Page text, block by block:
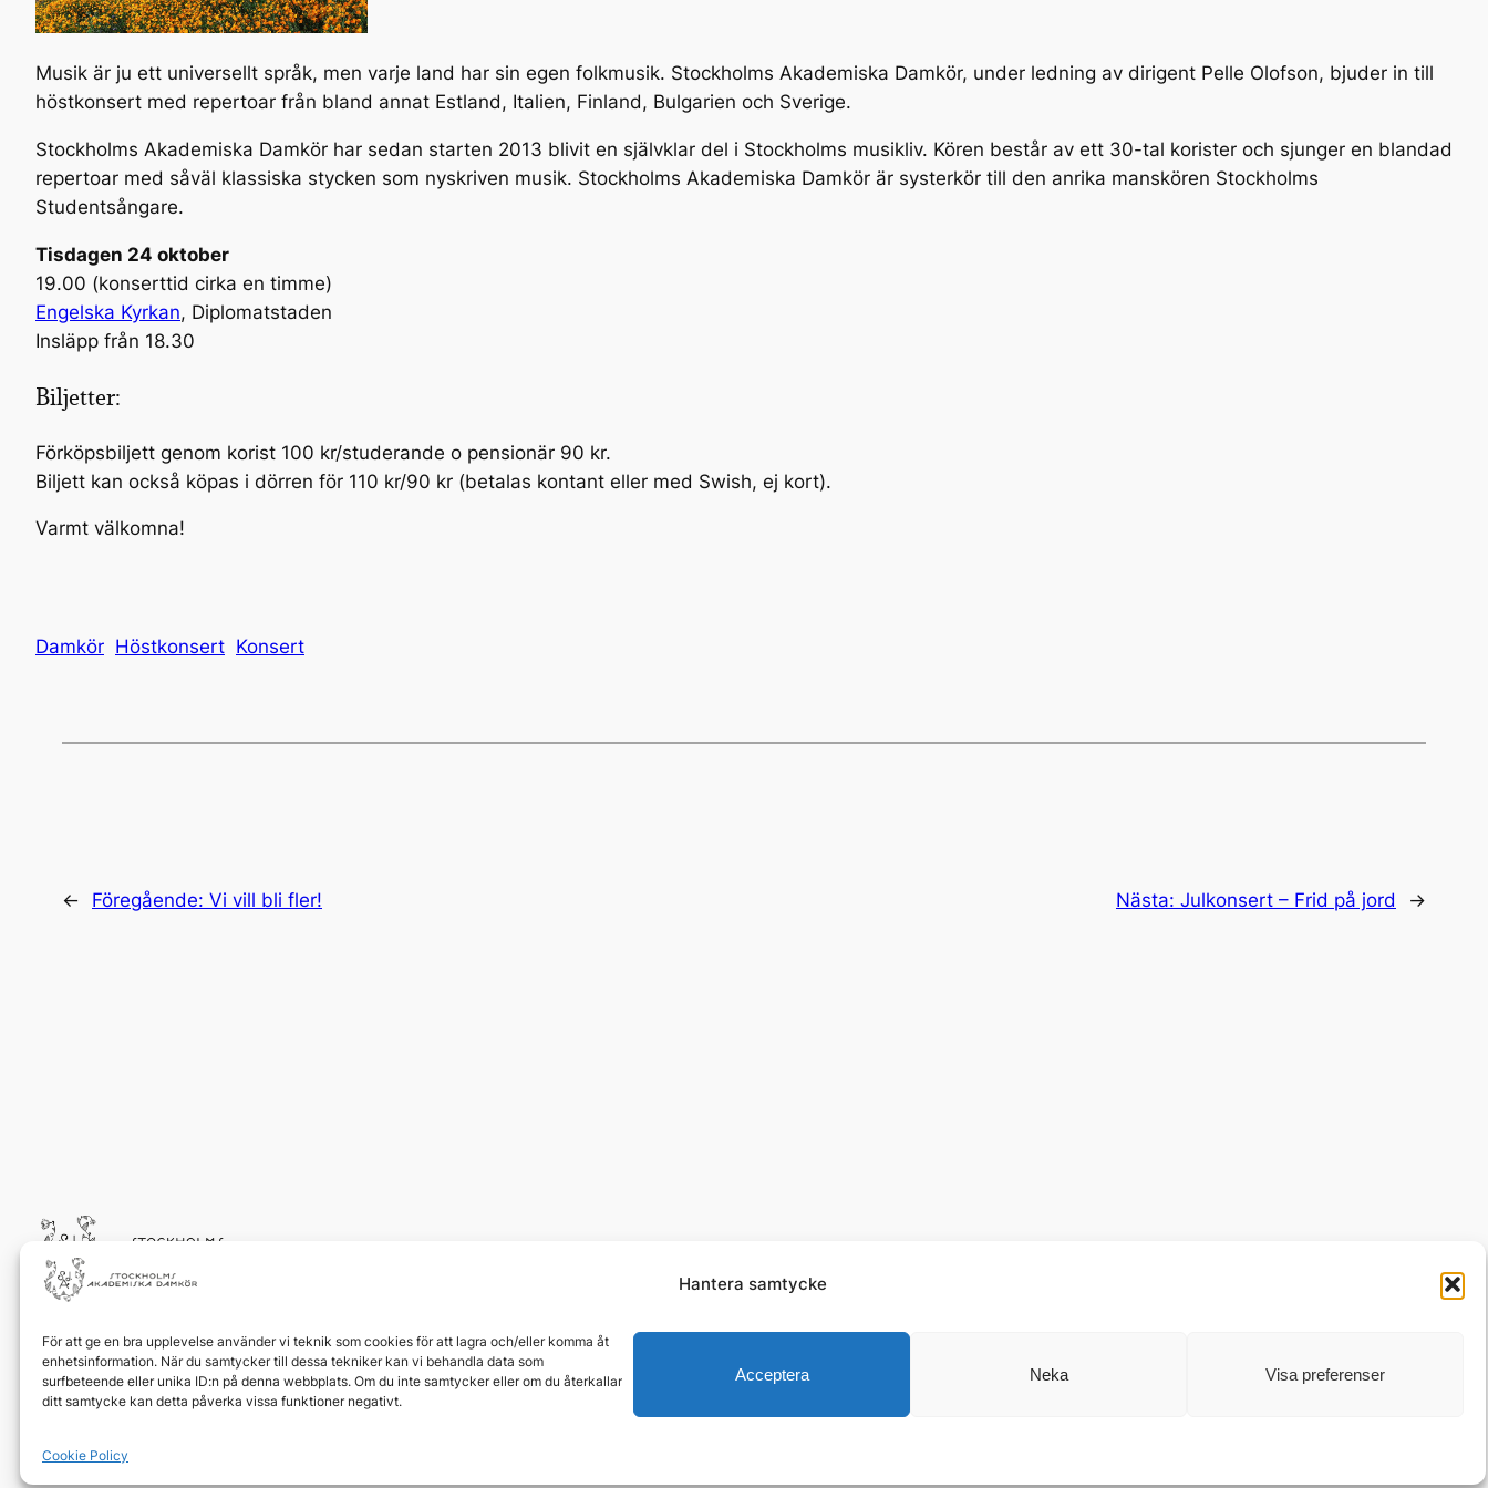
Hantera samtycke
För att ge en bra upplevelse använder vi teknik som cookies för att lagra och/eller komma åt
enhetsinformation. När du samtycker till dessa tekniker kan vi behandla data som
surfbeteende eller unika ID:n på denna webbplats. Om du inte samtycker eller om du återkallar
ditt samtycke kan detta påverka vissa funktioner negativt.
Acceptera Neka Visa preferenser
Cookie Policy
Musik är ju ett universellt språk, men varje land har sin egen folkmusik. Stockholms Akademiska Damkör, under ledning av dirigent Pelle Olofson, bjuder in till
höstkonsert med repertoar från bland annat Estland, Italien, Finland, Bulgarien och Sverige.
Stockholms Akademiska Damkör har sedan starten 2013 blivit en självklar del i Stockholms musikliv. Kören består av ett 30-tal korister och sjunger en blandad
repertoar med såväl klassiska stycken som nyskriven musik. Stockholms Akademiska Damkör är systerkör till den anrika manskören Stockholms
Studentsångare.
Tisdagen 24 oktober
19.00 (konserttid cirka en timme)
Engelska Kyrkan, Diplomatstaden
Insläpp från 18.30
Biljetter:
Förköpsbiljett genom korist 100 kr/studerande o pensionär 90 kr.
Biljett kan också köpas i dörren för 110 kr/90 kr (betalas kontant eller med Swish, ej kort).
Varmt välkomna!
Damkör Höstkonsert Konsert
← Föregående: Vi vill bli fler! Nästa: Julkonsert – Frid på jord →
Bankgiro: 541-9668 Följ oss: Instagram